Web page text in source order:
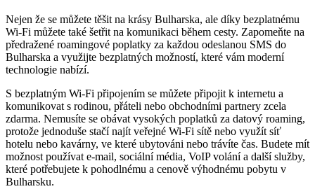
Nejen že se můžete těšit na krásy Bulharska, ale díky bezplatnému
Wi-Fi můžete také šetřit na komunikaci během cesty. Zapomeňte na
předražené roamingové poplatky za každou odeslanou SMS do
Bulharska a využijte bezplatných možností, které vám moderní
technologie nabízí.
S bezplatným Wi-Fi připojením se můžete připojit k internetu a
komunikovat s rodinou, přáteli nebo obchodními partnery zcela
zdarma. Nemusíte se obávat vysokých poplatků za datový roaming,
protože jednoduše stačí najít veřejné Wi-Fi sítě nebo využít síť
hotelu nebo kavárny, ve které ubytováni nebo trávíte čas. Budete mít
možnost používat e-mail, sociální média, VoIP volání a další služby,
které potřebujete k pohodlnému a cenově výhodnému pobytu v
Bulharsku.